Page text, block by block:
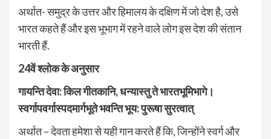
अर्थात- समुद्र के उत्तर और हिमालय के दक्षिण में जो देश है, उसे
भारत कहते हैं और इस भूभाग में रहने वाले लोग इस देश की संतान
भारती हैं.
24वेंश्लोकके अनुसार
गायन्तिदेवा: किलगीतकानि, धन्यास्तुतेभारतभूमिभागे।
स्वर्गापवर्गास्पदमार्गभूतेभवन्तिभूय: पुरूषासुरत्वात्
अर्थात – देवता हमेशा से यही गान करते हैं कि, जिन्होंने स्वर्ग और